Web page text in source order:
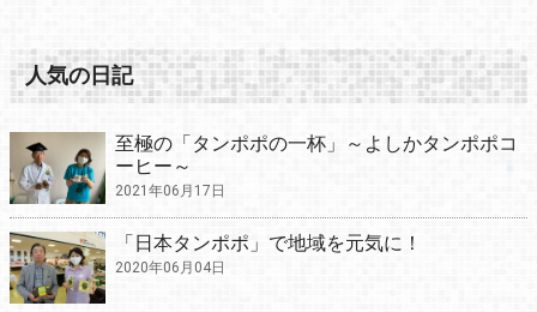
人気の日記
至極の「タンポポの一杯」～よしかタンポポコ
ーヒー～
2021年06月17日
「日本タンポポ」で地域を元気に！
2020年06月04日